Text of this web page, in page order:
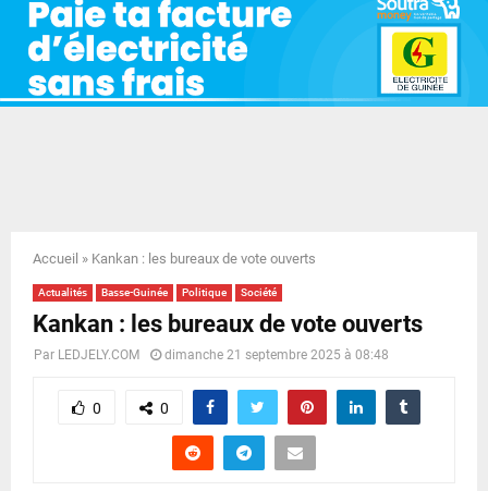
R
Y
N
U
Accueil » Kankan : les bureaux de vote ouverts
Actualités Basse-Guinée Politique Société
Kankan : les bureaux de vote ouverts
Par LEDJELY.COM dimanche 21 septembre 2025 à 08:48
0 0